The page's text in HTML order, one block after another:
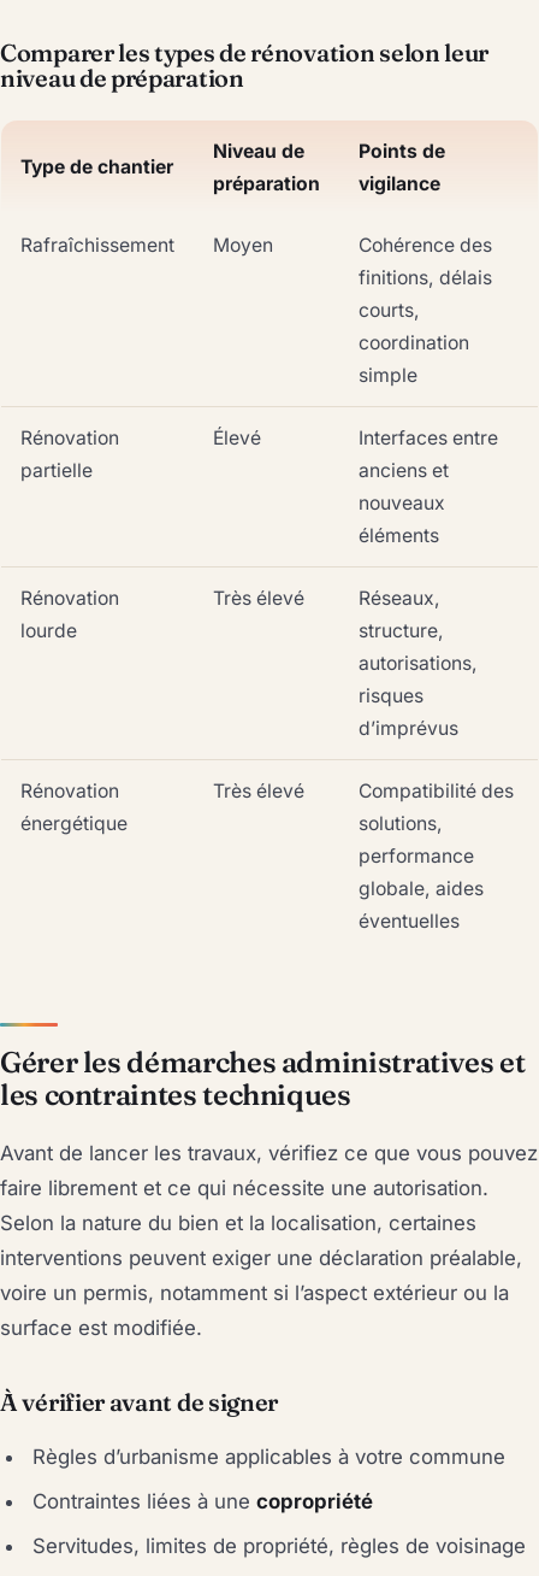
Comparer les types de rénovation selon leur
niveau de préparation
Type de chantier
Niveau de
préparation
Points de
vigilance
Rafraîchissement Moyen
Cohérence des
finitions, délais
courts,
coordination
simple
Rénovation
partielle
Élevé
Interfaces entre
anciens et
nouveaux
éléments
Rénovation
lourde
Très élevé
Réseaux,
structure,
autorisations,
risques
d’imprévus
Rénovation
énergétique
Très élevé
Compatibilité des
solutions,
performance
globale, aides
éventuelles
Gérer les démarches administratives et
les contraintes techniques
Avant de lancer les travaux, vérifiez ce que vous pouvez
faire librement et ce qui nécessite une autorisation.
Selon la nature du bien et la localisation, certaines
interventions peuvent exiger une déclaration préalable,
voire un permis, notamment si l’aspect extérieur ou la
surface est modifiée.
À vérifier avant de signer
Règles d’urbanisme applicables à votre commune
Contraintes liées à unecopropriété
Servitudes, limites de propriété, règles de voisinage